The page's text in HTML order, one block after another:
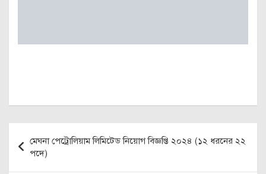
navigation
মেঘনা পেট্রোলিয়াম লিমিটেড নিয়োগ বিজ্ঞপ্তি ২০২৪ (১২ ধরনের ২২
পদে)